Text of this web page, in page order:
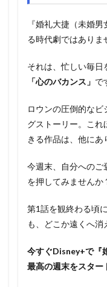
『婚礼大捷（未婚
る時代劇ではありま
それは、忙しい毎日
「心のバカンス」 で
ロウンの圧倒的な
グストーリー。こ
きる作品は、他にあ
今週末、自分へのご
を押してみませんか
第1話を観終わる頃
も、どこか遠くへ消
今すぐDisney+で『
最高の週末をスター